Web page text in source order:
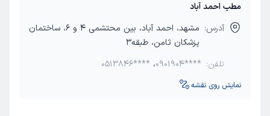
مطب احمد آباد
آدرس:
مشهد، احمد آباد، بین محتشمی 4 و 6، ساختمان
پزشکان ثامن، طبقه3
تلفن:
0513846**** ،0901904****
نمایش روی نقشه